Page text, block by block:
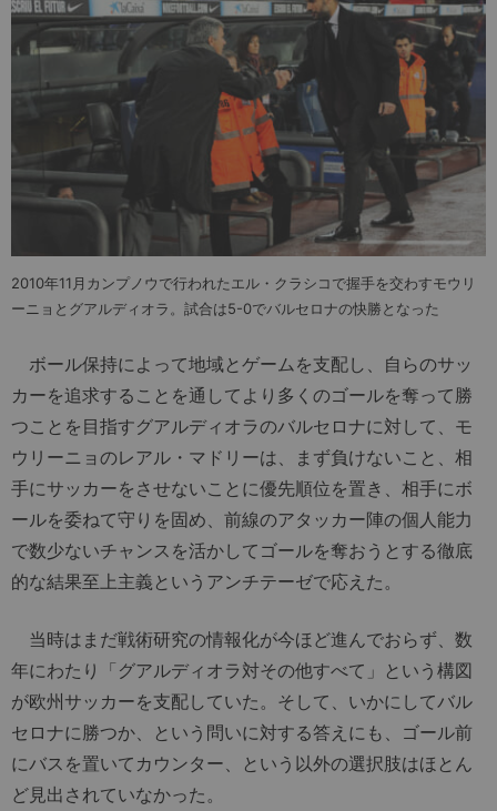
2010年11月カンプノウで行われたエル・クラシコで握手を交わすモウリ
ーニョとグアルディオラ。試合は5-0でバルセロナの快勝となった
ボール保持によって地域とゲームを支配し、自らのサッ
カーを追求することを通してより多くのゴールを奪って勝
つことを目指すグアルディオラのバルセロナに対して、モ
ウリーニョのレアル・マドリーは、まず負けないこと、相
手にサッカーをさせないことに優先順位を置き、相手にボ
ールを委ねて守りを固め、前線のアタッカー陣の個人能力
で数少ないチャンスを活かしてゴールを奪おうとする徹底
的な結果至上主義というアンチテーゼで応えた。
当時はまだ戦術研究の情報化が今ほど進んでおらず、数
年にわたり「グアルディオラ対その他すべて」という構図
が欧州サッカーを支配していた。そして、いかにしてバル
セロナに勝つか、という問いに対する答えにも、ゴール前
にバスを置いてカウンター、という以外の選択肢はほとん
ど見出されていなかった。